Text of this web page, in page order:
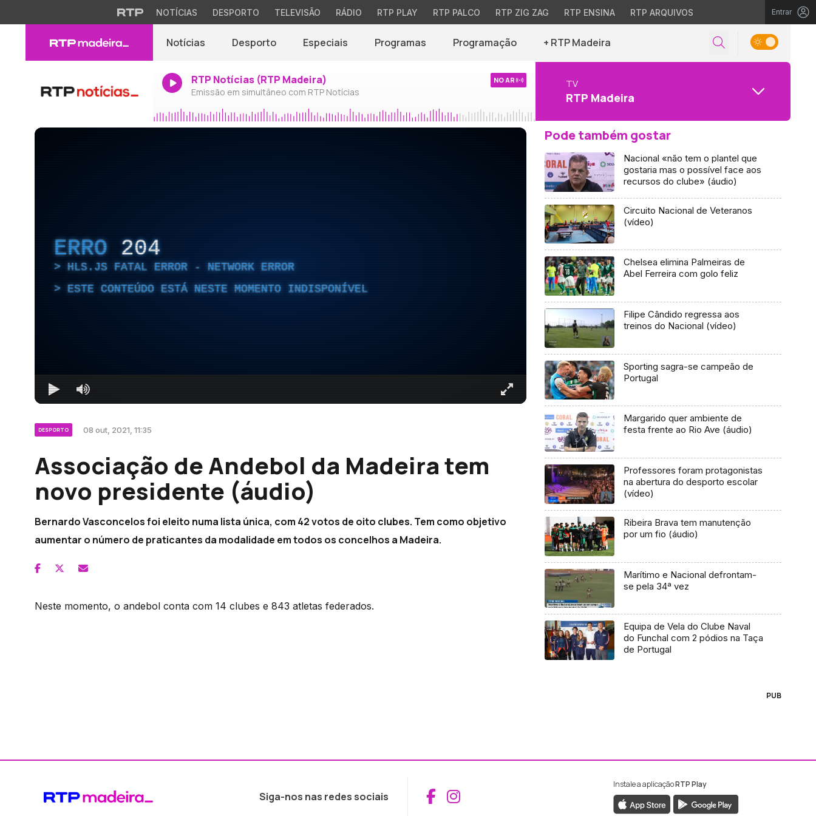
NOTÍCIAS DESPORTO TELEVISÃO RÁDIO RTP PLAY RTP PALCO RTP ZIG ZAG RTP ENSINA RTP ARQUIVOS Entrar
Notícias Desporto Especiais Programas Programação + RTP Madeira
RTP Notícias (RTP Madeira)
Emissão em simultâneo com RTP Notícias
NO AR TV
RTP Madeira
ERRO 204
HLS.JS FATAL ERROR - NETWORK ERROR
ESTE CONTEÚDO ESTÁ NESTE MOMENTO INDISPONÍVEL
DESPORTO 08 out, 2021, 11:35
Associação de Andebol da Madeira tem
novo presidente (áudio)
Bernardo Vasconcelos foi eleito numa lista única, com 42 votos de oito clubes. Tem como objetivo
aumentar o número de praticantes da modalidade em todos os concelhos a Madeira.
Neste momento, o andebol conta com 14 clubes e 843 atletas federados.
Pode também gostar
Nacional «não tem o plantel que
gostaria mas o possível face aos
recursos do clube» (áudio)
Circuito Nacional de Veteranos
(vídeo)
Chelsea elimina Palmeiras de
Abel Ferreira com golo feliz
Filipe Cândido regressa aos
treinos do Nacional (vídeo)
Sporting sagra-se campeão de
Portugal
Margarido quer ambiente de
festa frente ao Rio Ave (áudio)
Professores foram protagonistas
na abertura do desporto escolar
(vídeo)
Ribeira Brava tem manutenção
por um fio (áudio)
Marítimo e Nacional defrontam-
se pela 34ª vez
Equipa de Vela do Clube Naval
do Funchal com 2 pódios na Taça
de Portugal
PUB
Siga-nos nas redes sociais Aceder ao Facebook da RTP Madeira
Aceder ao Instagram da RTP Madeira
Instale a aplicaçãoRTP Play